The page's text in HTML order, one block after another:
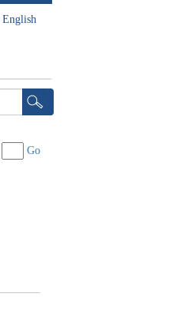
English
Go